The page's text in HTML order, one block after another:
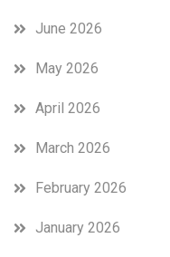
June 2026
May 2026
April 2026
March 2026
February 2026
January 2026